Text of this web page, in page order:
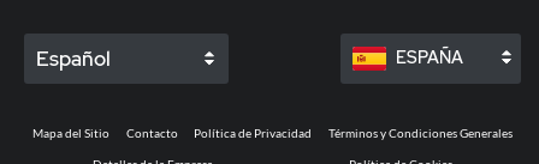
Español ESPAÑA
Mapa del Sitio Contacto Política de Privacidad Términos y Condiciones Generales